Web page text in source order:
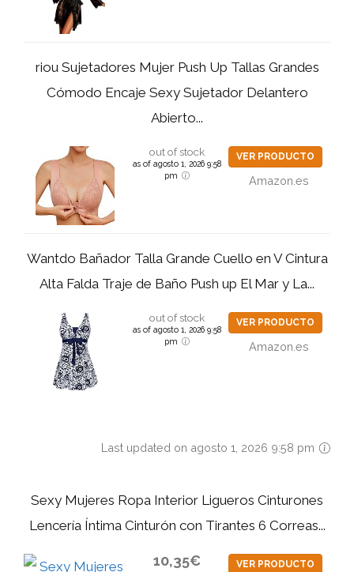
riou Sujetadores Mujer Push Up Tallas Grandes
Cómodo Encaje Sexy Sujetador Delantero
Abierto...
out of stock
as of agosto 1, 2026 9:58
pm
VER PRODUCTO
Amazon.es
Wantdo Bañador Talla Grande Cuello en V Cintura
Alta Falda Traje de Baño Push up El Mar y La...
out of stock
as of agosto 1, 2026 9:58
pm
VER PRODUCTO
Amazon.es
Last updated on agosto 1, 2026 9:58 pm
Sexy Mujeres Ropa Interior Ligueros Cinturones
Lencería Íntima Cinturón con Tirantes 6 Correas...
10,35€ VER PRODUCTO